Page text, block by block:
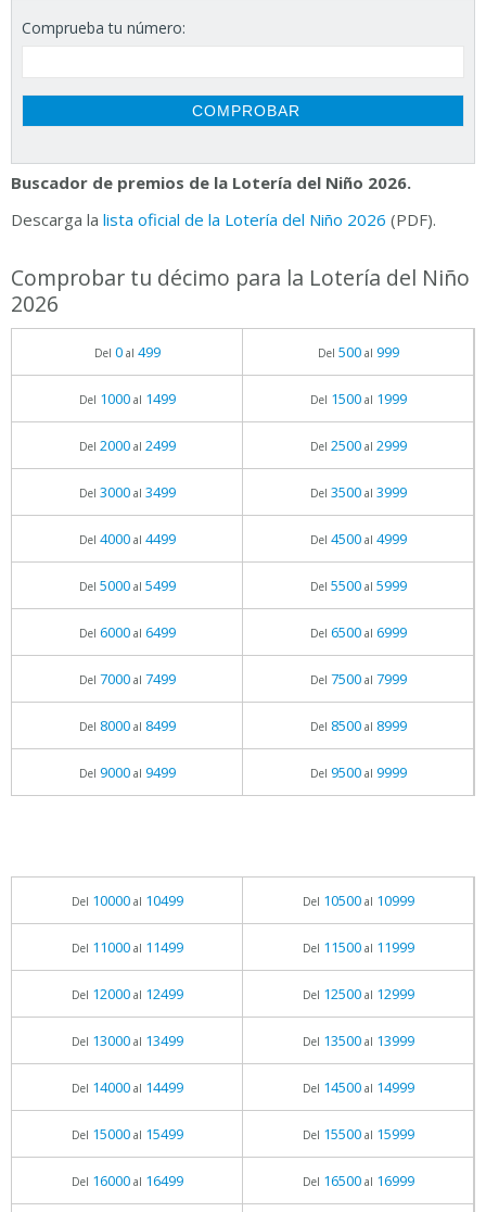
Comprueba tu número:
Buscador de premios de la Lotería del Niño 2026.
Descarga la lista oficial de la Lotería del Niño 2026 (PDF).
Comprobar tu décimo para la Lotería del Niño
2026
Del 0al 499 Del 500al 999
Del 1000al 1499 Del 1500al 1999
Del 2000al 2499 Del 2500al 2999
Del 3000al 3499 Del 3500al 3999
Del 4000al 4499 Del 4500al 4999
Del 5000al 5499 Del 5500al 5999
Del 6000al 6499 Del 6500al 6999
Del 7000al 7499 Del 7500al 7999
Del 8000al 8499 Del 8500al 8999
Del 9000al 9499 Del 9500al 9999
Del 10000al 10499 Del 10500al 10999
Del 11000al 11499 Del 11500al 11999
Del 12000al 12499 Del 12500al 12999
Del 13000al 13499 Del 13500al 13999
Del 14000al 14499 Del 14500al 14999
Del 15000al 15499 Del 15500al 15999
Del 16000al 16499 Del 16500al 16999